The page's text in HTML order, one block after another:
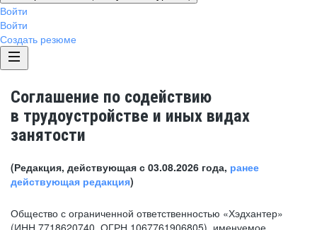
Войти
Войти
Создать резюме
Соглашение по содействию
в трудоустройстве и иных видах
занятости
(Редакция, действующая с 03.08.2026 года, ранее
действующая редакция)
Общество с ограниченной ответственностью «Хэдхантер»
(ИНН 7718620740, ОГРН 1067761906805), именуемое